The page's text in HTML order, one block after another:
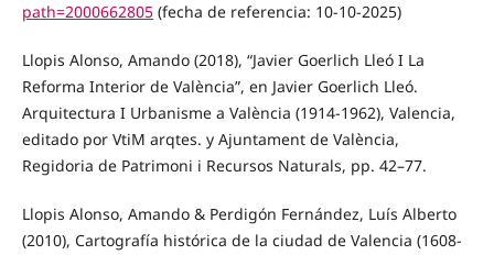
path=2000662805(fecha de referencia: 10-10-2025)
Llopis Alonso, Amando (2018), “Javier Goerlich Lleó I La
Reforma Interior de València”, en Javier Goerlich Lleó.
Arquitectura I Urbanisme a València (1914-1962), Valencia,
editado por VtiM arqtes. y Ajuntament de València,
Regidoria de Patrimoni i Recursos Naturals, pp. 42–77.
Llopis Alonso, Amando & Perdigón Fernández, Luís Alberto
(2010), Cartografía histórica de la ciudad de Valencia (1608-